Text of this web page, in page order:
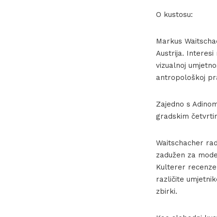
O kustosu:
Markus
Austrija.
vizualnoj
antropološkoj
Zajedno s
gradskim
Waitschacher
zadužen za
Kulterer
različite
zbirki.